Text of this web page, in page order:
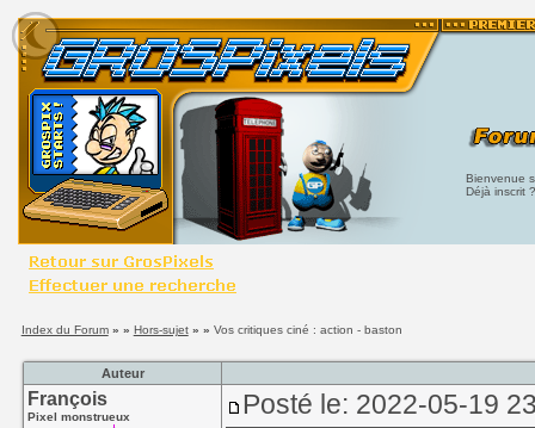
Bienvenue
Déjà inscrit
Index du Forum» » Hors-sujet» » Vos critiques ciné : action - baston
Auteur
François
Pixel monstrueux
Posté le: 2022-05-19